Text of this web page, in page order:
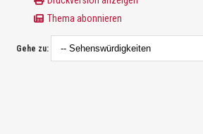
Thema abonnieren
Gehe zu: